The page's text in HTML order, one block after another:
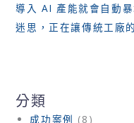
導入 AI 產能就會自動
迷思，正在讓傳統工廠
分類
成功案例 (8)